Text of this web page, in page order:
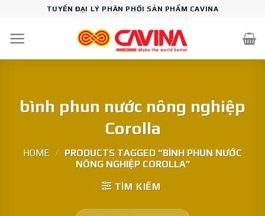
content
TUYỂN ĐẠI LÝ PHÂN PHỐI SẢN PHẨM CAVINA
bình phun nước nông nghiệp
Corolla
HOME / PRODUCTS TAGGED “BÌNH PHUN NƯỚC
NÔNG NGHIỆP COROLLA”
TÌM KIẾM